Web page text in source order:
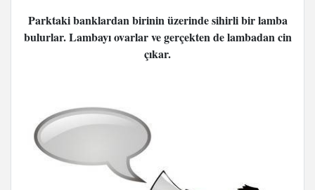
Parktaki banklardan birinin üzerinde sihirli bir lamba
bulurlar.Lambayı ovarlar ve gerçekten de lambadan cin
çıkar.